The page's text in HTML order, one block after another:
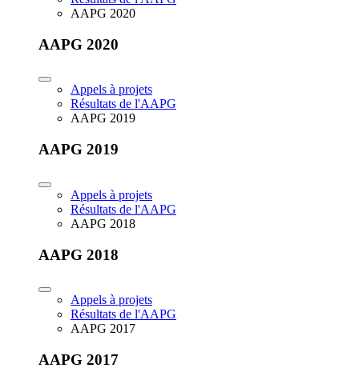
AAPG 2020
AAPG 2020
Appels à projets
Résultats de l'AAPG
AAPG 2019
AAPG 2019
Appels à projets
Résultats de l'AAPG
AAPG 2018
AAPG 2018
Appels à projets
Résultats de l'AAPG
AAPG 2017
AAPG 2017